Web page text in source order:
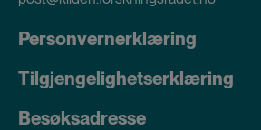
Personvernerklæring
Tilgjengelighetserklæring
Besøksadresse